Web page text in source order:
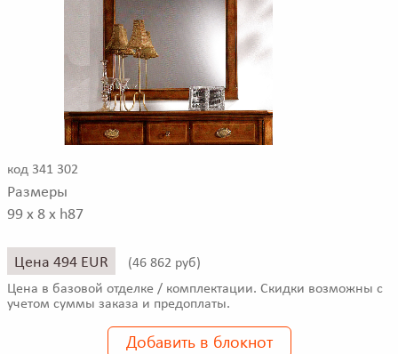
код 341 302
Размеры
99 x 8 x h87
Цена 494 EUR (46 862 руб)
Цена в базовой отделке / комплектации. Скидки возможны с
учетом суммы заказа и предоплаты.
Добавить в блокнот